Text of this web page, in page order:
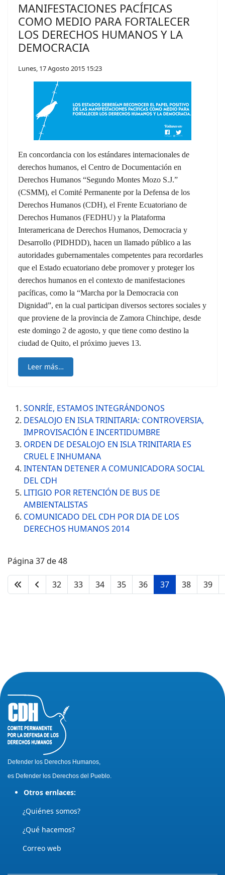
MANIFESTACIONES PACÍFICAS
COMO MEDIO PARA FORTALECER
LOS DERECHOS HUMANOS Y LA
DEMOCRACIA
Lunes, 17 Agosto 2015 15:23
En concordancia con los estándares internacionales de
derechos humanos, el Centro de Documentación en
Derechos Humanos “Segundo Montes Mozo S.J.”
(CSMM), el Comité Permanente por la Defensa de los
Derechos Humanos (CDH), el Frente Ecuatoriano de
Derechos Humanos (FEDHU) y la Plataforma
Interamericana de Derechos Humanos, Democracia y
Desarrollo (PIDHDD), hacen un llamado público a las
autoridades gubernamentales competentes para recordarles
que el Estado ecuatoriano debe promover y proteger los
derechos humanos en el contexto de manifestaciones
pacíficas, como la “Marcha por la Democracia con
Dignidad”, en la cual participan diversos sectores sociales y
que proviene de la provincia de Zamora Chinchipe, desde
este domingo 2 de agosto, y que tiene como destino la
ciudad de Quito, el próximo jueves 13.
Leer más…
SONRÍE, ESTAMOS INTEGRÁNDONOS
DESALOJO EN ISLA TRINITARIA: CONTROVERSIA,
IMPROVISACIÓN E INCERTIDUMBRE
ORDEN DE DESALOJO EN ISLA TRINITARIA ES
CRUEL E INHUMANA
INTENTAN DETENER A COMUNICADORA SOCIAL
DEL CDH
LITIGIO POR RETENCIÓN DE BUS DE
AMBIENTALISTAS
COMUNICADO DEL CDH POR DIA DE LOS
DERECHOS HUMANOS 2014
Página 37 de 48
32 33 34 35 36 37 38 39
Defender los Derechos Humanos,
es Defender los Derechos del Pueblo.
Otros ernlaces:
¿Quiénes somos?
¿Qué hacemos?
Correo web